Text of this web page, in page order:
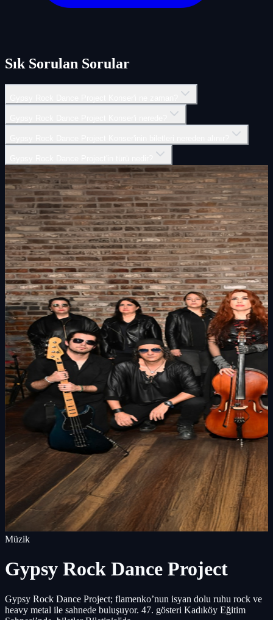
Sık Sorulan Sorular
Müzik
Gypsy Rock Dance Project
Gypsy Rock Dance Project; flamenko’nun isyan dolu ruhu rock ve
heavy metal ile sahnede buluşuyor. 47. gösteri Kadıköy Eğitim